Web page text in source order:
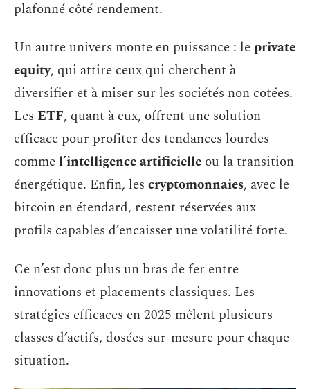
plafonné côté rendement.
Un autre univers monte en puissance : leprivate
equity, qui attire ceux qui cherchent à
diversifier et à miser sur les sociétés non cotées.
Les ETF, quant à eux, offrent une solution
efficace pour profiter des tendances lourdes
commel’intelligence artificielle ou la transition
énergétique. Enfin, les cryptomonnaies, avec le
bitcoin en étendard, restent réservées aux
profils capables d’encaisser une volatilité forte.
Ce n’est donc plus un bras de fer entre
innovations et placements classiques. Les
stratégies efficaces en 2025 mêlent plusieurs
classes d’actifs, dosées sur-mesure pour chaque
situation.